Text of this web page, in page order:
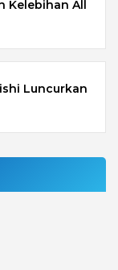
Kelebihan All
Luncurkan